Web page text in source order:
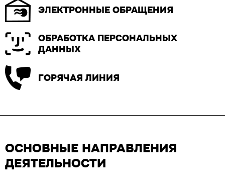
ЭЛЕКТРОННЫЕ ОБРАЩЕНИЯ
ОБРАБОТКА ПЕРСОНАЛЬНЫХ
ДАННЫХ
ГОРЯЧАЯ ЛИНИЯ
ОСНОВНЫЕ НАПРАВЛЕНИЯ
ДЕЯТЕЛЬНОСТИ